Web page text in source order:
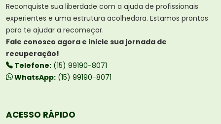
Reconquiste sua liberdade com a ajuda de profissionais
experientes e uma estrutura acolhedora. Estamos prontos
para te ajudar a recomeçar.
Fale conosco agora e inicie sua jornada de
recuperação!
Telefone: (15) 99190-8071
WhatsApp: (15) 99190-8071
ACESSO RÁPIDO